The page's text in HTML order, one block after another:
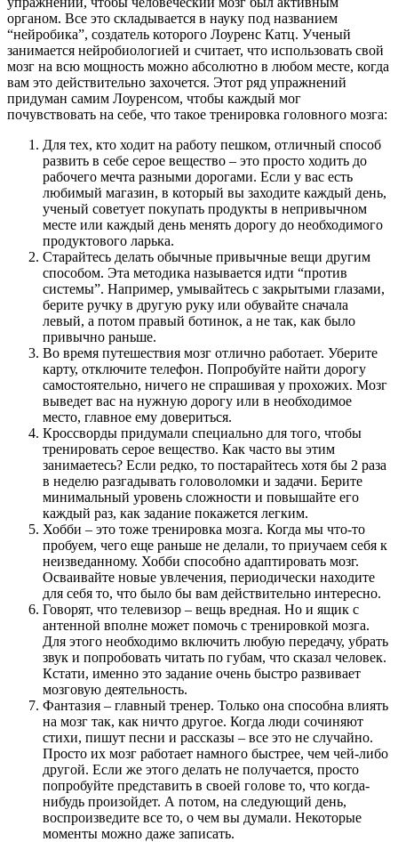
органом. Все это складывается в науку под названием
“нейробика”, создатель которого Лоуренс Катц. Ученый
занимается нейробиологией и считает, что использовать свой
мозг на всю мощность можно абсолютно в любом месте, когда
вам это действительно захочется. Этот ряд упражнений
придуман самим Лоуренсом, чтобы каждый мог
почувствовать на себе, что такое тренировка головного мозга:
Для тех, кто ходит на работу пешком, отличный способ
развить в себе серое вещество – это просто ходить до
рабочего мечта разными дорогами. Если у вас есть
любимый магазин, в который вы заходите каждый день,
ученый советует покупать продукты в непривычном
месте или каждый день менять дорогу до необходимого
продуктового ларька.
Старайтесь делать обычные привычные вещи другим
способом. Эта методика называется идти “против
системы”. Например, умывайтесь с закрытыми глазами,
берите ручку в другую руку или обувайте сначала
левый, а потом правый ботинок, а не так, как было
привычно раньше.
Во время путешествия мозг отлично работает. Уберите
карту, отключите телефон. Попробуйте найти дорогу
самостоятельно, ничего не спрашивая у прохожих. Мозг
выведет вас на нужную дорогу или в необходимое
место, главное ему довериться.
Кроссворды придумали специально для того, чтобы
тренировать серое вещество. Как часто вы этим
занимаетесь? Если редко, то постарайтесь хотя бы 2 раза
в неделю разгадывать головоломки и задачи. Берите
минимальный уровень сложности и повышайте его
каждый раз, как задание покажется легким.
Хобби – это тоже тренировка мозга. Когда мы что-то
пробуем, чего еще раньше не делали, то приучаем себя к
неизведанному. Хобби способно адаптировать мозг.
Осваивайте новые увлечения, периодически находите
для себя то, что было бы вам действительно интересно.
Говорят, что телевизор – вещь вредная. Но и ящик с
антенной вполне может помочь с тренировкой мозга.
Для этого необходимо включить любую передачу, убрать
звук и попробовать читать по губам, что сказал человек.
Кстати, именно это задание очень быстро развивает
мозговую деятельность.
Фантазия – главный тренер. Только она способна влиять
на мозг так, как ничто другое. Когда люди сочиняют
стихи, пишут песни и рассказы – все это не случайно.
Просто их мозг работает намного быстрее, чем чей-либо
другой. Если же этого делать не получается, просто
попробуйте представить в своей голове то, что когда-
нибудь произойдет. А потом, на следующий день,
воспроизведите все то, о чем вы думали. Некоторые
моменты можно даже записать.